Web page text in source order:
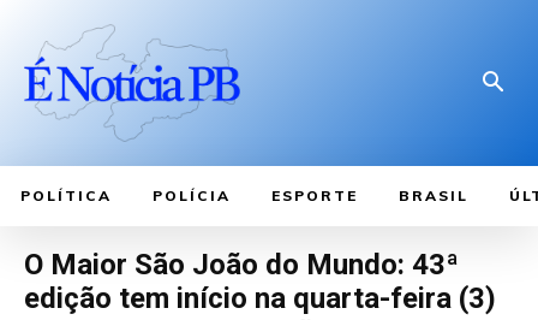
POLÍTICA POLÍCIA ESPORTE BRASIL
O Maior São João do Mundo: 43ª
edição tem início na quarta-feira (3)